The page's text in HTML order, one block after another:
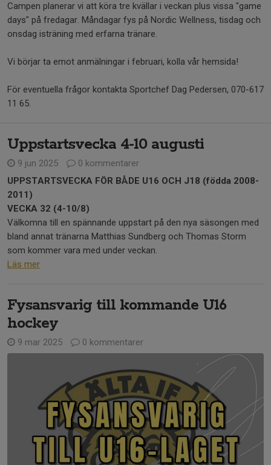
Campen planerar vi att köra tre kvällar i veckan plus vissa "game
days" på fredagar. Måndagar fys på Nordic Wellness, tisdag och
onsdag isträning med erfarna tränare.
Vi börjar ta emot anmälningar i februari, kolla vår hemsida!
För eventuella frågor kontakta Sportchef Dag Pedersen, 070-617
11 65.
Uppstartsvecka 4-10 augusti
9 jun 2025
0 kommentarer
UPPSTARTSVECKA FÖR BÅDE U16 OCH J18 (födda 2008-
2011)
VECKA 32 (4-10/8)
Välkomna till en spännande uppstart på den nya säsongen med
bland annat tränarna Matthias Sundberg och Thomas Storm
som kommer vara med under veckan.
Läs mer
Fysansvarig till kommande U16
hockey
9 mar 2025 0 kommentarer